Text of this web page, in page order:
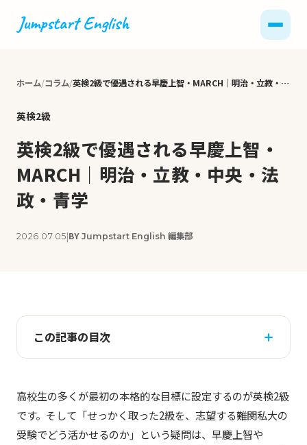
ホーム コラム 英検2級で優遇される早慶上智・MARCH｜明治・立教・中央・法政・青学
英検2級
英検2級で優遇される早慶上智・
MARCH｜明治・立教・中央・法
政・青学
2026.07.05|BY Jumpstart English 編集部
この記事の目次
高校生の多くが最初の本格的な目標に設定するのが英検2級
です。そして「せっかく取った2級を、志望する難関私大の
受験でどう活かせるのか」という疑問は、早慶上智や